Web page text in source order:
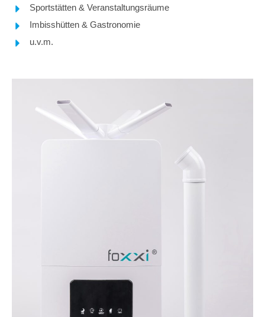
Sportstätten & Veranstaltungsräume
Imbisshütten & Gastronomie
u.v.m.